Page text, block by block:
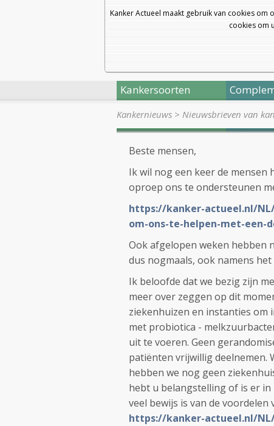
Kanker Actueel maakt gebruik van cookies
cookies om
Kankersoorten
Kankernieuws > Nieuwsbrieven van
Beste mensen,
Ik wil nog een keer de
oproep ons te ondersteunen
https://kanker-actueel.nl/
om-ons-te-helpen-met-een-
Ook afgelopen weken hebben
dus nogmaals, ook namens
Ik beloofde dat we bezig zijn
meer over zeggen op dit
ziekenhuizen en instanties om
met probiotica -
uit te voeren. Geen
patiënten vrijwillig deelnemen.
hebben we nog geen
hebt u belangstelling of is er
veel bewijs is van de
https://kanker-actueel.nl/